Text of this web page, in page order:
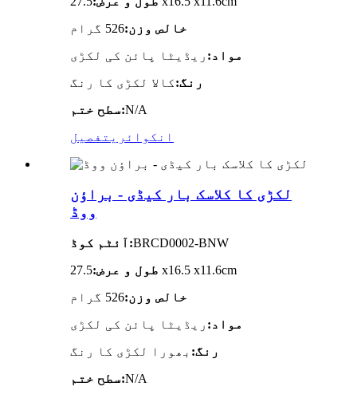
خالص وزن:526 گرام
مواد: ریڈیٹا پائن کی لکڑی
رنگ:کالا لکڑی کا رنگ
سطح ختم:N/A
انکوائری تفصیل
لکڑی کا کلاسک بار کیڈی - براؤن
ووڈ
آئٹم کوڈ:BRCD0002-BNW
طول و عرض: 27.5 x16.5 x11.6cm
خالص وزن:526 گرام
مواد: ریڈیٹا پائن کی لکڑی
رنگ: بھورا لکڑی کا رنگ
سطح ختم:N/A